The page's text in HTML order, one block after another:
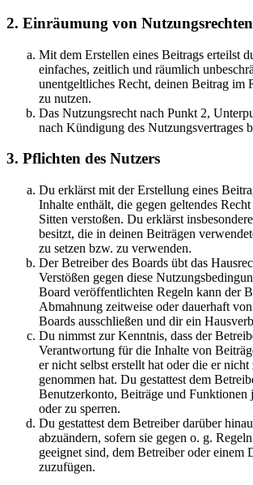
2. Einräumung von Nutzungsrechten
Mit dem Erstellen eines Beitrags erteilst
einfaches, zeitlich und räumlich
unentgeltliches Recht, deinen Beitrag im
zu nutzen.
Das Nutzungsrecht nach Punkt 2,
nach Kündigung des Nutzungsvertrages
3. Pflichten des Nutzers
Du erklärst mit der Erstellung eines
Inhalte enthält, die gegen geltendes
Sitten verstoßen. Du erklärst
besitzt, die in deinen Beiträgen
zu setzen bzw. zu verwenden.
Der Betreiber des Boards übt das
Verstößen gegen diese
Board veröffentlichten Regeln kann der
Abmahnung zeitweise oder dauerhaft
Boards ausschließen und dir ein
Du nimmst zur Kenntnis, dass der
Verantwortung für die Inhalte von
er nicht selbst erstellt hat oder die er
genommen hat. Du gestattest dem
Benutzerkonto, Beiträge und Funktionen
oder zu sperren.
Du gestattest dem Betreiber darüber
abzuändern, sofern sie gegen o. g.
geeignet sind, dem Betreiber oder einem
zuzufügen.